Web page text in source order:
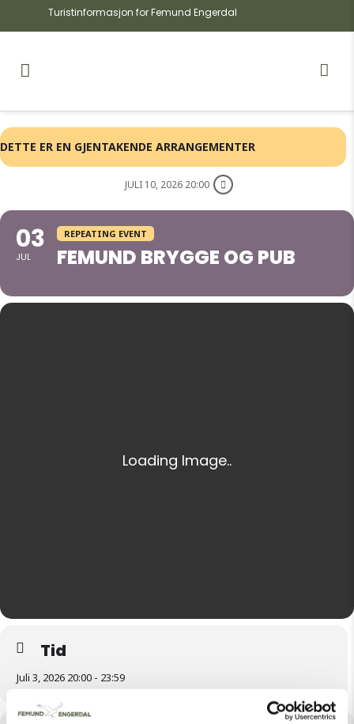
Turistinformasjon for Femund Engerdal
DETTE ER EN GJENTAKENDE ARRANGEMENTER
JULI 10, 2026 20:00
03
JUL
REPEATING EVENT
FEMUND BRYGGE OG PUB
Tid
Juli 3, 2026 20:00 - 23:59